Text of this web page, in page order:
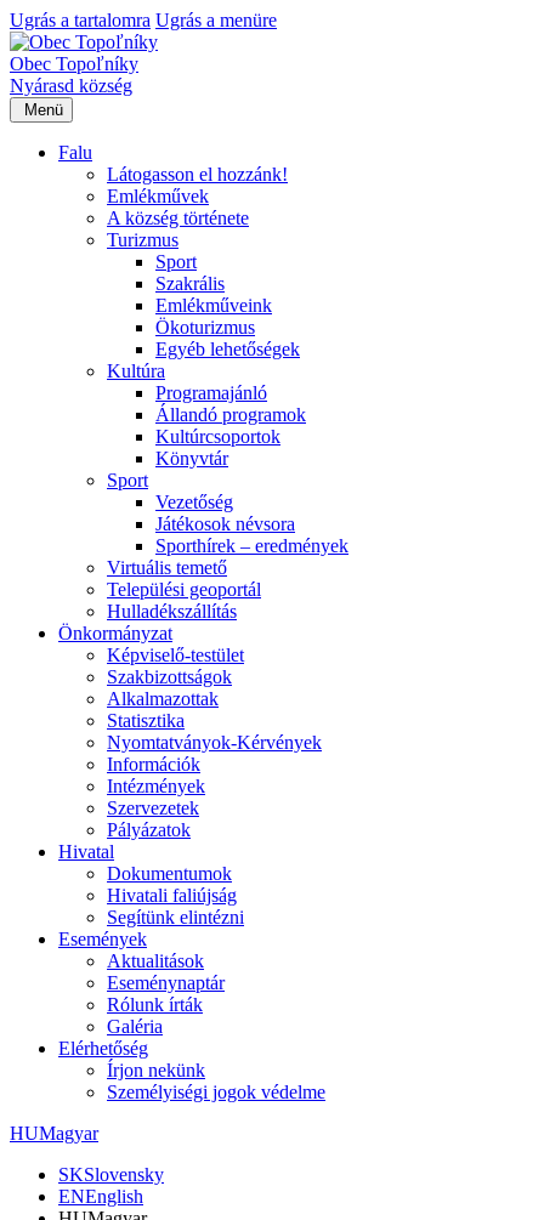
Ugrás a tartalomra Ugrás a menüre
Obec Topoľníky
Nyárasd község
Menü
Falu
Látogasson el hozzánk!
Emlékművek
A község története
Turizmus
Sport
Szakrális
Emlékműveink
Ökoturizmus
Egyéb lehetőségek
Kultúra
Programajánló
Állandó programok
Kultúrcsoportok
Könyvtár
Sport
Vezetőség
Játékosok névsora
Sporthírek – eredmények
Virtuális temető
Települési geoportál
Hulladékszállítás
Önkormányzat
Képviselő-testület
Szakbizottságok
Alkalmazottak
Statisztika
Nyomtatványok-Kérvények
Információk
Intézmények
Szervezetek
Pályázatok
Hivatal
Dokumentumok
Hivatali faliújság
Segítünk elintézni
Események
Aktualitások
Eseménynaptár
Rólunk írták
Galéria
Elérhetőség
Írjon nekünk
Személyiségi jogok védelme
HUMagyar
SKSlovensky
ENEnglish